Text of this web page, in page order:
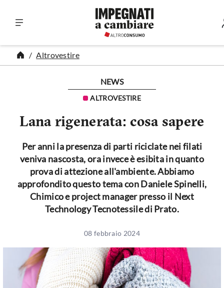
Altrovestire
NEWS
ALTROVESTIRE
Lana rigenerata: cosa sapere
Per anni la presenza di parti riciclate nei filati
veniva nascosta, ora invece è esibita in quanto
prova di attezione all'ambiente. Abbiamo
approfondito questo tema con Daniele Spinelli,
Chimico e project manager presso il Next
Technology Tecnotessile di Prato.
08 febbraio 2024